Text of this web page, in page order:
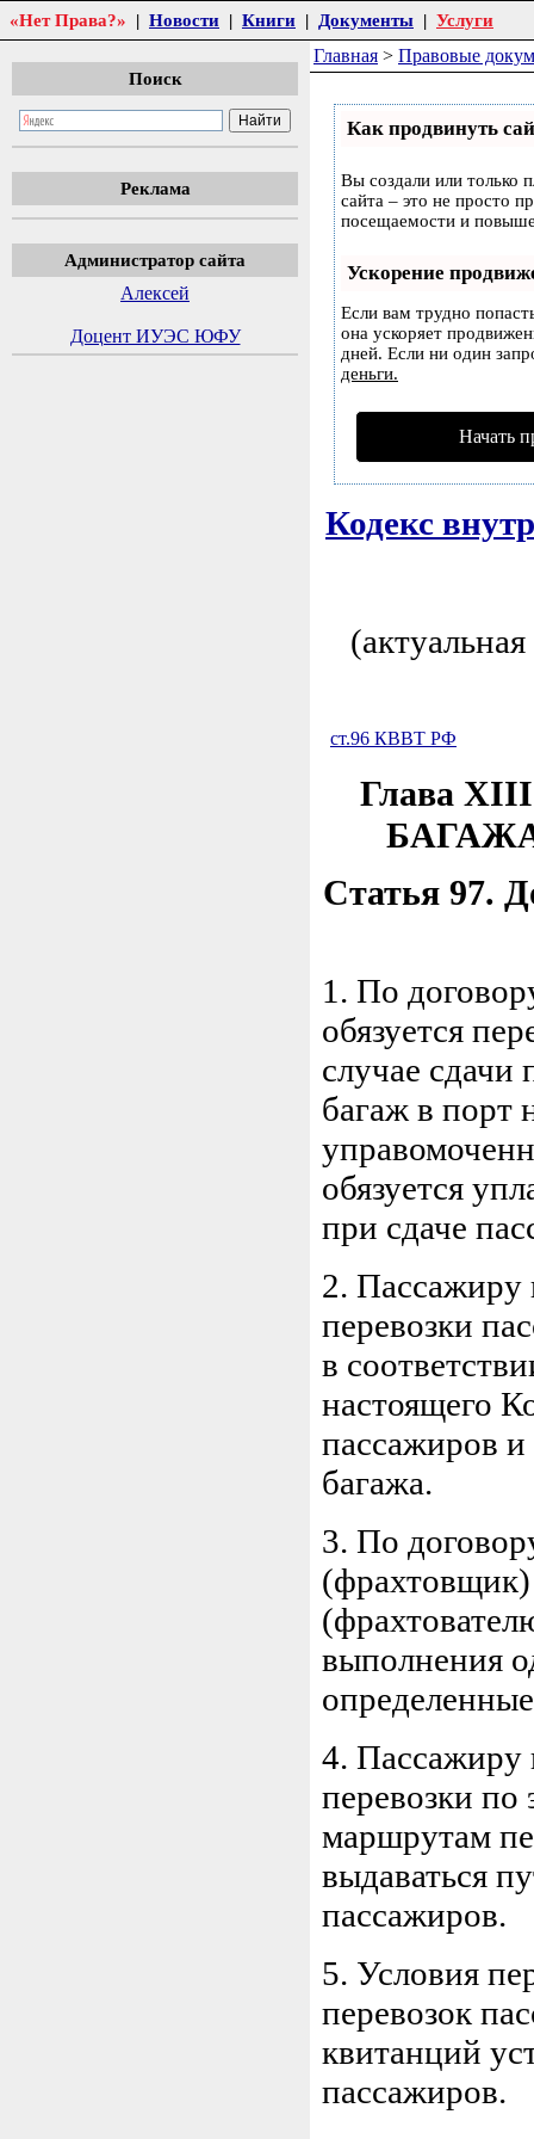
«Нет Права?» | Новости | Книги | Документы | Услуги
Поиск
Реклама
Администратор сайта
Алексей
Доцент ИУЭС ЮФУ
Главная > Правовые
Как продвинуть
Вы создали или только
сайта – это не просто
посещаемости и
Ускорение
Если вам трудно
она ускоряет
дней. Если ни один
деньги.
Начать
Кодекс
ст.96 КВВТ РФ
Глава
Статья 97.
1. По
обязуется
случае сдачи
багаж в порт
обязуется
при сдаче
2. Пассажиру
перевозки
в
настоящего
пассажиров и
багажа.
3. По
(фрахтовщик)
выполнения
4. Пассажиру
перевозки
маршрутам
выдаваться
пассажиров.
5. Условия
перевозок
квитанций
пассажиров.